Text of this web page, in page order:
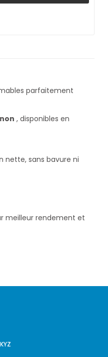
parfaitement
, disponibles en
nette, sans bavure ni
meilleur rendement et